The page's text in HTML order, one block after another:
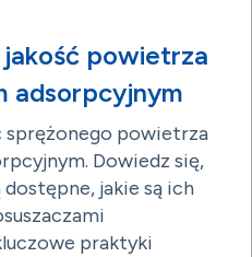
powietrza
adsorpcyjnym
sprężonego powietrza
Dowiedz się,
dostępne, jakie są ich
praktyki